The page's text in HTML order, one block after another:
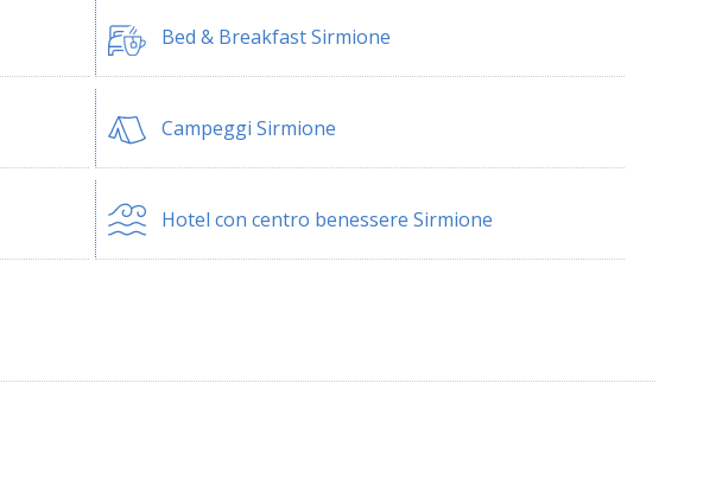
Bed & Breakfast Sirmione
Campeggi Sirmione
Hotel con centro benessere Sirmione